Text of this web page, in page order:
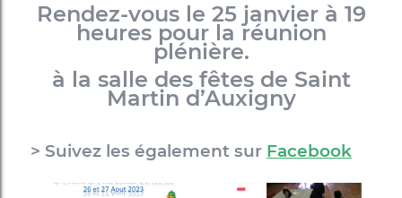
Rendez-vous le 25 janvier à 19
heures pour la réunion
plénière.
à la salle des fêtes de Saint
Martin d’Auxigny
> Suivez les également sur Facebook